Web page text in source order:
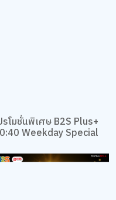
รโมชั่นพิเศษ B2S Plus+
Weekday Special